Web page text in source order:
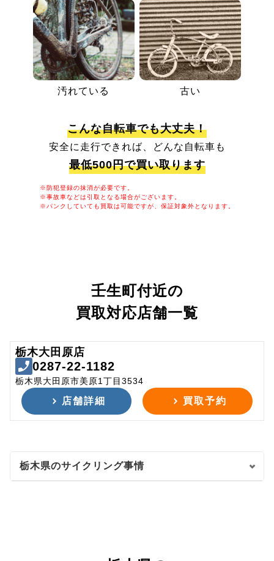
汚れている 古い
こんな自転車でも大丈夫！
安全に走行できれば、どんな自転車も
最低500円で買い取ります
※防犯登録の抹消が必要です。
※事故車などは引取となる場合がございます。
※パンクしていても買取は可能ですが、保証対象外となります。
壬生町付近の
買取対応店舗一覧
栃木大田原店
0287-22-1182
栃木県大田原市美原1丁目3534
店舗詳細 買取予約
栃木県のサイクリング事情